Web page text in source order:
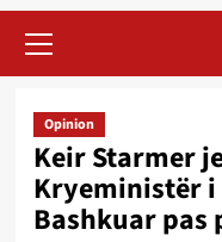
Menu
Opinion
Keir Starmer
Kryeministër i
Bashkuar